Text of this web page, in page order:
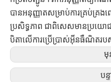
បានអនុញ្ញាតសម្រាប់ការគ្រប់គ្
ប្រសិទ្ធភាព ជាពិសេសមានប្រយោ
បិតាលើការប្រើប្រាស់អ៊ីនធឺណិតរប
មុ
បន្